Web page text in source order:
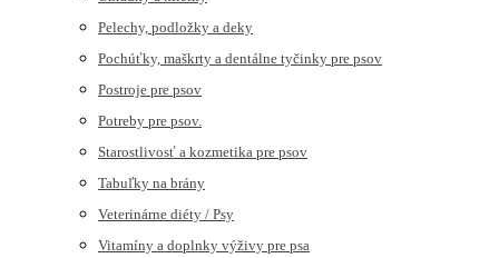
Pelechy, podložky a deky
Pochúťky, maškrty a dentálne tyčinky pre psov
Postroje pre psov
Potreby pre psov.
Starostlivosť a kozmetika pre psov
Tabuľky na brány
Veterinárne diéty / Psy
Vitamíny a doplnky výživy pre psa